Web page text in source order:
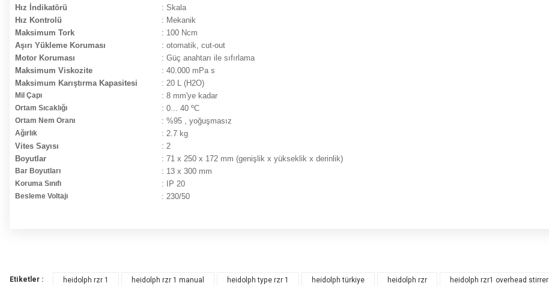
Hız İndikatörü
: Skala
Hız Kontrolü
: Mekanik
Maksimum Tork
: 100 Ncm
Aşırı Yükleme Koruması
: otomatik, cut-out
Motor Koruması
: Güç anahtarı ile sıfırlama
Maksimum Viskozite
: 40.000 mPa s
Maksimum Karıştırma Kapasitesi
: 20 L (H2O)
Mil Çapı : 8 mm'ye kadar
Ortam Sıcaklığı : 0... 40 ºC
Ortam Nem Oranı : %95 , yoğuşmasız
Ağırlık
: 2.7 kg
Vites Sayısı
: 2
Boyutlar
: 71 x 250 x 172 mm (genişlik x yükseklik x derinlik)
Bar Boyutları : 13 x 300 mm
Koruma Sınıfı : IP 20
Besleme Voltajı : 230/50
Etiketler : heidolph rzr 1 heidolph rzr 1 manual heidolph type rzr 1 heidolph türkiye heidolph rzr heidolph rzr1 overhead stirrer